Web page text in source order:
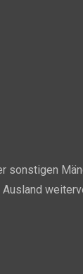
sonstigen